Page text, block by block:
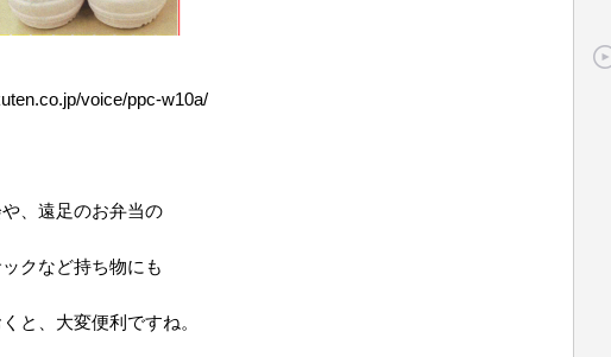
voice/ppc-w10a/
、遠足のお弁当の
クなど持ち物にも
と、大変便利ですね。